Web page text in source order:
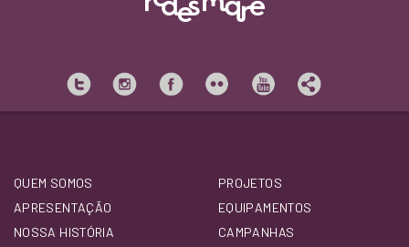
QUEM SOMOS
APRESENTAÇÃO
NOSSA HISTÓRIA
PROJETOS
EQUIPAMENTOS
CAMPANHAS